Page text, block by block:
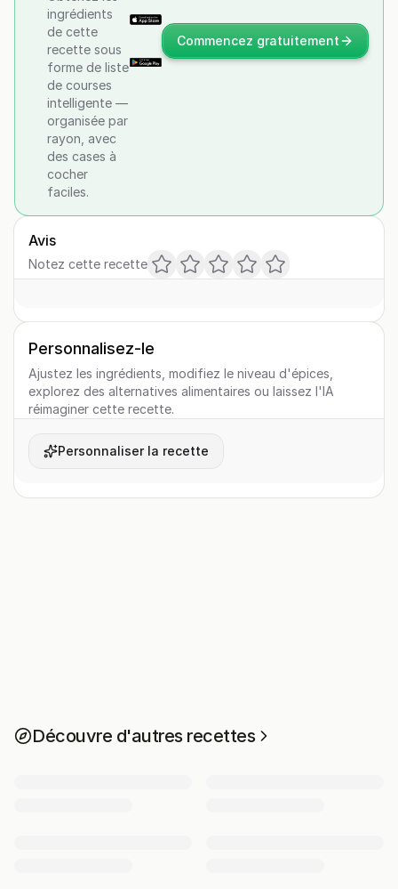
ingrédients
de cette
recette sous
forme de liste
de courses
intelligente —
organisée par
rayon, avec
des cases à
cocher
faciles.
Commencez gratuitement
Avis
Notez cette recette
Personnalisez-le
Ajustez les ingrédients, modifiez le niveau d'épices,
explorez des alternatives alimentaires ou laissez l'IA
réimaginer cette recette.
Personnaliser la recette
Découvre d'autres recettes